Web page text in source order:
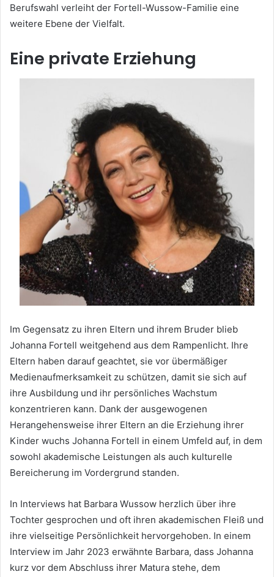
Berufswahl verleiht der Fortell-Wussow-Familie eine
weitere Ebene der Vielfalt.
Eine private Erziehung
Im Gegensatz zu ihren Eltern und ihrem Bruder blieb
Johanna Fortell weitgehend aus dem Rampenlicht. Ihre
Eltern haben darauf geachtet, sie vor übermäßiger
Medienaufmerksamkeit zu schützen, damit sie sich auf
ihre Ausbildung und ihr persönliches Wachstum
konzentrieren kann. Dank der ausgewogenen
Herangehensweise ihrer Eltern an die Erziehung ihrer
Kinder wuchs Johanna Fortell in einem Umfeld auf, in dem
sowohl akademische Leistungen als auch kulturelle
Bereicherung im Vordergrund standen.
In Interviews hat Barbara Wussow herzlich über ihre
Tochter gesprochen und oft ihren akademischen Fleiß und
ihre vielseitige Persönlichkeit hervorgehoben. In einem
Interview im Jahr 2023 erwähnte Barbara, dass Johanna
kurz vor dem Abschluss ihrer Matura stehe, dem